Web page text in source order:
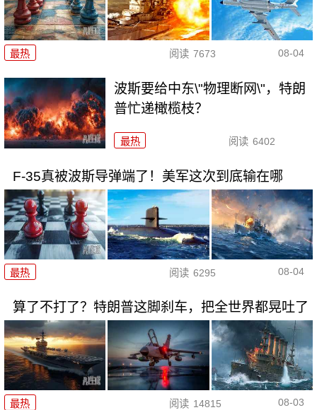
最热 阅读 7673 08-04
波斯要给中东\"物理断网\"，特朗
普忙递橄榄枝？
最热 阅读 6402
F-35真被波斯导弹端了！美军这次到底输在哪
最热 阅读 6295 08-04
算了不打了？特朗普这脚刹车，把全世界都晃吐了
最热 阅读 14815 08-03